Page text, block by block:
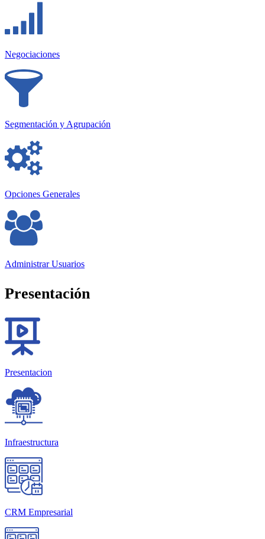
Negociaciones
Segmentación y Agrupación
Opciones Generales
Administrar Usuarios
Presentación
Presentacion
Infraestructura
CRM Empresarial